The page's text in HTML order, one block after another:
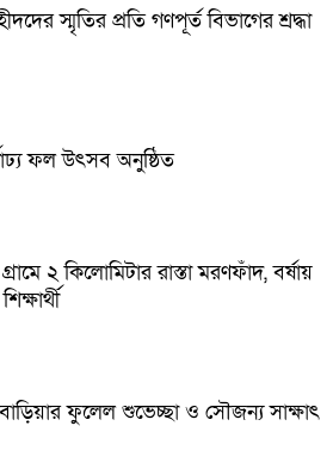
স্মৃতির প্রতি গণপূর্ত বিভাগের শ্রদ্ধা
ফল উৎসব অনুষ্ঠিত
২ কিলোমিটার রাস্তা মরণফাঁদ, বর্ষায়
ফুলেল শুভেচ্ছা ও সৌজন্য সাক্ষাৎ